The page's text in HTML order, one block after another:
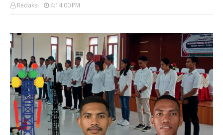
Redaksi 4:14:00 PM